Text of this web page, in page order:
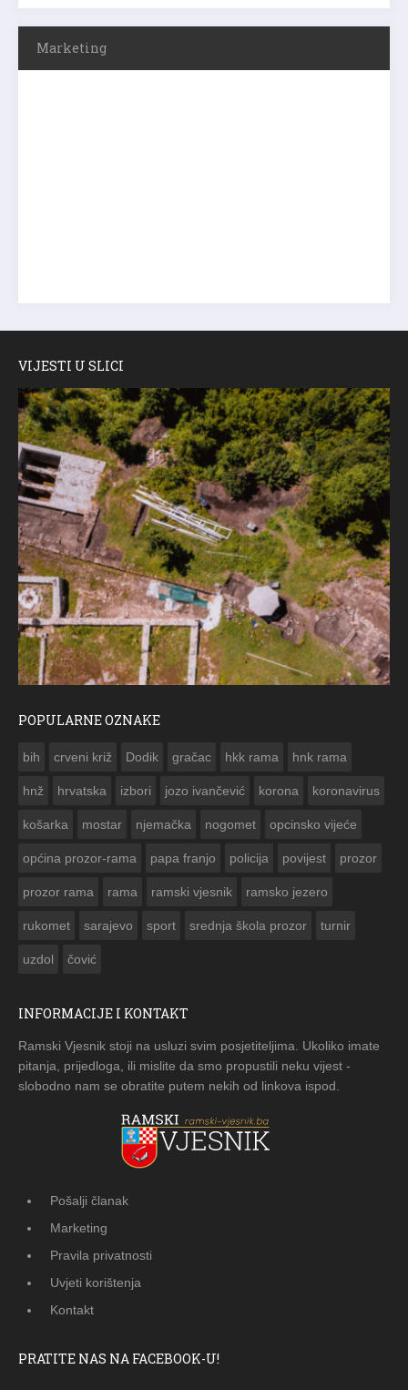
Marketing
VIJESTI U SLICI
POPULARNE OZNAKE
bih crveni križ Dodik gračac hkk rama hnk rama
hnž hrvatska izbori jozo ivančević korona koronavirus
košarka mostar njemačka nogomet opcinsko vijeće
općina prozor-rama papa franjo policija povijest prozor
prozor rama rama ramski vjesnik ramsko jezero
rukomet sarajevo sport srednja škola prozor turnir
uzdol čović
INFORMACIJE I KONTAKT
Ramski Vjesnik stoji na usluzi svim posjetiteljima. Ukoliko imate
pitanja, prijedloga, ili mislite da smo propustili neku vijest -
slobodno nam se obratite putem nekih od linkova ispod.
Pošalji članak
Marketing
Pravila privatnosti
Uvjeti korištenja
Kontakt
PRATITE NAS NA FACEBOOK-U!